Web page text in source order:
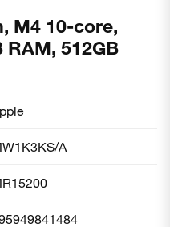
M4 10-core,
512GB
A